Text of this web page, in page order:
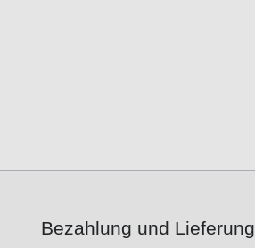
Bezahlung und Lieferung